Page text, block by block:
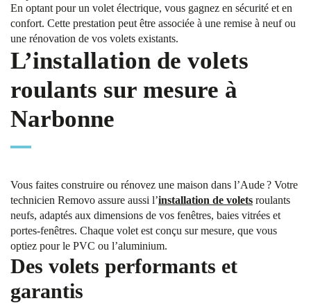
En optant pour un volet électrique, vous gagnez en sécurité et en
confort. Cette prestation peut être associée à une remise à neuf ou
une rénovation de vos volets existants.
L’installation de volets
roulants sur mesure à
Narbonne
Vous faites construire ou rénovez une maison dans l’Aude ? Votre
technicien Removo assure aussi l’installation de volets roulants
neufs, adaptés aux dimensions de vos fenêtres, baies vitrées et
portes-fenêtres. Chaque volet est conçu sur mesure, que vous
optiez pour le PVC ou l’aluminium.
Des volets performants et
garantis